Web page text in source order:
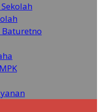
Baturetno